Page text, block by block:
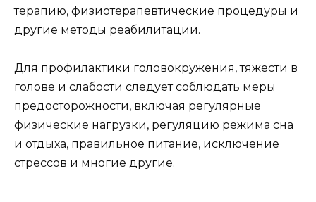
терапию, физиотерапевтические процедуры и
другие методы реабилитации.
Для профилактики головокружения, тяжести в
голове и слабости следует соблюдать меры
предосторожности, включая регулярные
физические нагрузки, регуляцию режима сна
и отдыха, правильное питание, исключение
стрессов и многие другие.